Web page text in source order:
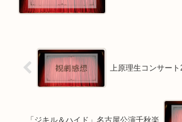
上原理生コンサー
「ジキル＆ハイド」名古屋公演千秋楽